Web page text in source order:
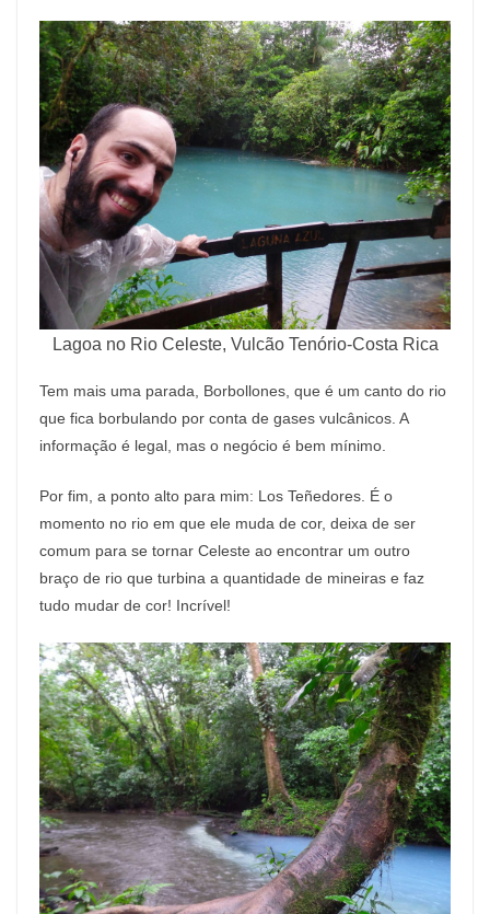
Lagoa no Rio Celeste, Vulcão Tenório-Costa Rica
Tem mais uma parada, Borbollones, que é um canto do rio
que fica borbulando por conta de gases vulcânicos. A
informação é legal, mas o negócio é bem mínimo.
Por fim, a ponto alto para mim: Los Teñedores. É o
momento no rio em que ele muda de cor, deixa de ser
comum para se tornar Celeste ao encontrar um outro
braço de rio que turbina a quantidade de mineiras e faz
tudo mudar de cor! Incrível!